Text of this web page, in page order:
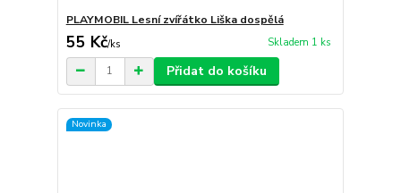
PLAYMOBIL Lesní zvířátko Liška dospělá
55 Kč/ks Skladem 1 ks
Přidat do košíku
Novinka